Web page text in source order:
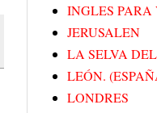
INGLES PARA
JERUSALEN
LA SELVA
LEÓN.
LONDRES